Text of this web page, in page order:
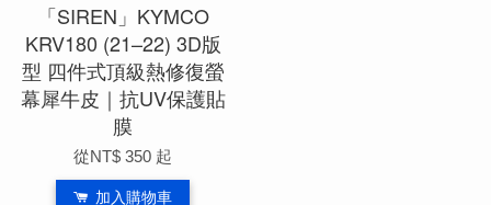
「SIREN」KYMCO
KRV180 (21–22) 3D版
型 四件式頂級熱修復螢
幕犀牛皮｜抗UV保護貼
膜
從NT$ 350 起
加入購物車